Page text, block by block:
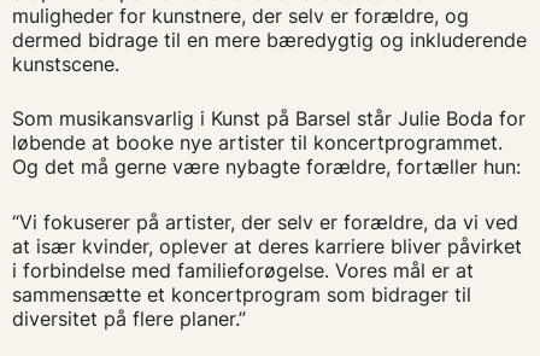
muligheder for kunstnere, der selv er forældre, og
dermed bidrage til en mere bæredygtig og inkluderende
kunstscene.
Som musikansvarlig i Kunst på Barsel står Julie Boda for
løbende at booke nye artister til koncertprogrammet.
Og det må gerne være nybagte forældre, fortæller hun:
“Vi fokuserer på artister, der selv er forældre, da vi ved
at især kvinder, oplever at deres karriere bliver påvirket
i forbindelse med familieforøgelse. Vores mål er at
sammensætte et koncertprogram som bidrager til
diversitet på flere planer.”